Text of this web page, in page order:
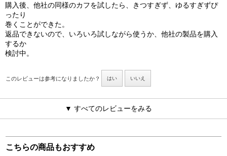
購入後、他社の同様のカフを試したら、きつすぎず、ゆるすぎずぴ
ったり
巻くことができた。
返品できないので、いろいろ試しながら使うか、他社の製品を購入
するか
検討中。
このレビューは参考になりましたか？ はい いいえ
▼ すべてのレビューをみる
こちらの商品もおすすめ